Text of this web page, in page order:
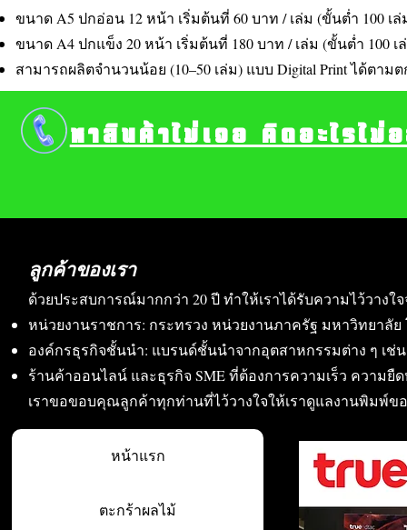
ขนาด A5 ปกอ่อน 12 หน้า เริ่มต้นที่ 60 บาท / เล่ม (ขั้นต่ำ 100 เล่
ขนาด A4 ปกแข็ง 20 หน้า เริ่มต้นที่ 180 บาท / เล่ม (ขั้นต่ำ 100 เ
สามารถผลิตจำนวนน้อย (10–50 เล่ม) แบบ Digital Print ได้ตาม
ลูกค้าของเรา
ด้วยประสบการณ์มากกว่า 20 ปี ทำให้เราได้รับความไว้วา
หน่วยงานราชการ: กระทรวง หน่วยงานภาครัฐ มหาวิทยาลัย
องค์กรธุรกิจชั้นนำ: แบรนด์ชั้นนำจากอุตสาหกรรมต่าง ๆ เช่
ร้านค้าออนไลน์ และธุรกิจ SME ที่ต้องการความเร็ว ความยื
เราขอขอบคุณลูกค้าทุกท่านที่ไว้วางใจให้เราดูแลงานพิมพ์ข
หน้าแรก
ตะกร้าผลไม้
หาสินค้าไม่เจอ คิดอะไรไ